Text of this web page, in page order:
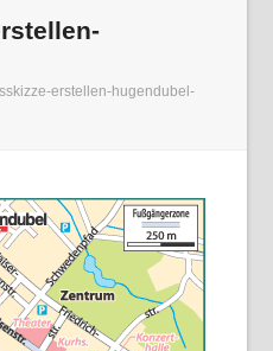
erstellen-hugendubel-